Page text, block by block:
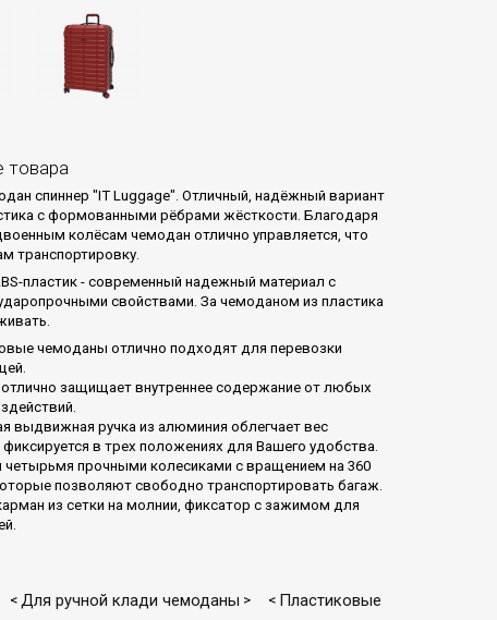
товара
спиннер "IT Luggage". Отличный, надёжный вариант
с формованными рёбрами жёсткости. Благодаря
колёсам чемодан отлично управляется, что
транспортировку.
пластик - современный надежный материал с
свойствами. За чемоданом из пластика
чемоданы отлично подходят для перевозки
защищает внутреннее содержание от любых
выдвижная ручка из алюминия облегчает вес
в трех положениях для Вашего удобства.
четырьмя прочными колесиками с вращением на 360
позволяют свободно транспортировать багаж.
из сетки на молнии, фиксатор с зажимом для
< Для ручной клади чемоданы > < Пластиковые